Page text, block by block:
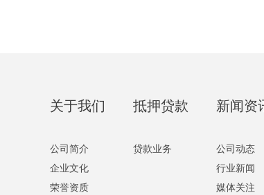
关于我们
公司简介
企业文化
荣誉资质
抵押贷款
贷款业务
新闻资
公司动态
行业新闻
媒体关注